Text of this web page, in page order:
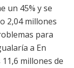
un 45% y se
2,04 millones
para
a En
millones de